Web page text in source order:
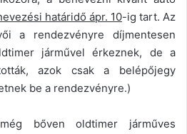
határidő ápr. 10-ig tart. Az
a rendezvényre díjmentesen
járművel érkeznek, de a
azok csak a belépőjegy
be a rendezvényre.)
bőven oldtimer járműves